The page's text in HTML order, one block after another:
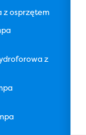
z osprzętem
z